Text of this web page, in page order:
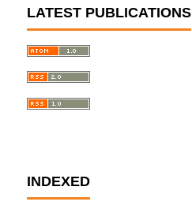
LATEST PUBLICATIONS
INDEXED